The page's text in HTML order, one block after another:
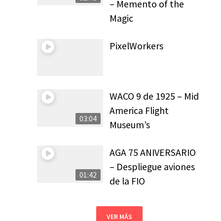
– Memento of the
Magic
PixelWorkers
03:04
WACO 9 de 1925 – Mid
America Flight
Museum’s
01:42
AGA 75 ANIVERSARIO
– Despliegue aviones
de la FIO
VER MÁS